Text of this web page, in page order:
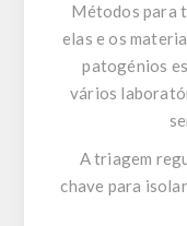
Métodos para
elas e os
patogénios
vários
A triagem
chave para